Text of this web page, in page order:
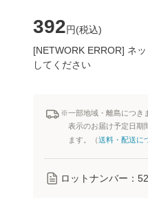
392円(税込)
[NETWORK ERROR] ネ
してください
※一部地域・離島につき
表示のお届け予定日期
ます。（送料・配送に
ロットナンバー：